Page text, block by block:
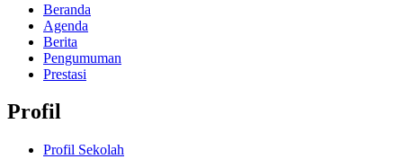
Beranda
Agenda
Berita
Pengumuman
Prestasi
Profil
Profil Sekolah